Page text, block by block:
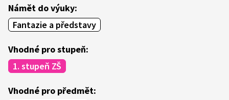
Námět do výuky:
Fantazie a představy
Vhodné pro stupeň:
1. stupeň ZŠ
Vhodné pro předmět: